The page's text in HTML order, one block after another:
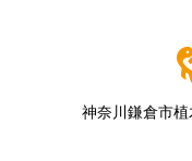
神奈川鎌倉市